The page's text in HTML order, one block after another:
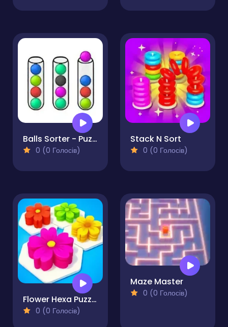
Balls Sorter - Puzzle
0 (0 Голосів)
Stack N Sort
0 (0 Голосів)
Flower Hexa Puzzle
0 (0 Голосів)
Maze Master
0 (0 Голосів)